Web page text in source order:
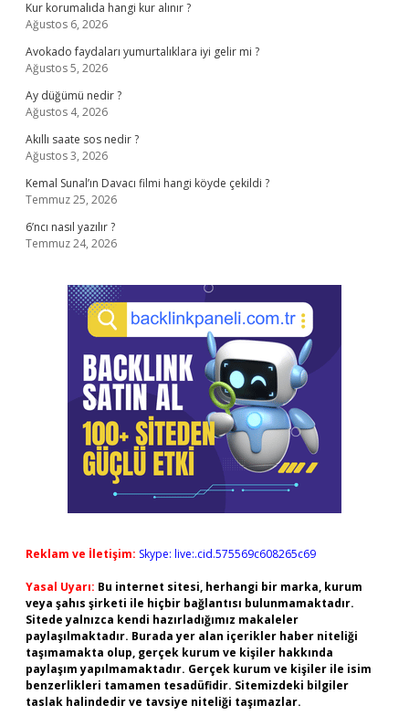
Kur korumalıda hangi kur alınır ?
Ağustos 6, 2026
Avokado faydaları yumurtalıklara iyi gelir mi ?
Ağustos 5, 2026
Ay düğümü nedir ?
Ağustos 4, 2026
Akıllı saate sos nedir ?
Ağustos 3, 2026
Kemal Sunal’ın Davacı filmi hangi köyde çekildi ?
Temmuz 25, 2026
6’ncı nasıl yazılır ?
Temmuz 24, 2026
Reklam ve İletişim: Skype: live:.cid.575569c608265c69
Yasal Uyarı: Bu internet sitesi, herhangi bir marka, kurum
veya şahıs şirketi ile hiçbir bağlantısı bulunmamaktadır.
Sitede yalnızca kendi hazırladığımız makaleler
paylaşılmaktadır. Burada yer alan içerikler haber niteliği
taşımamakta olup, gerçek kurum ve kişiler hakkında
paylaşım yapılmamaktadır. Gerçek kurum ve kişiler ile isim
benzerlikleri tamamen tesadüfidir. Sitemizdeki bilgiler
taslak halindedir ve tavsiye niteliği taşımazlar.